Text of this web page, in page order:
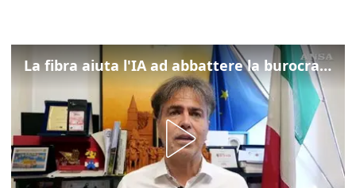
La fibra aiuta l'IA ad abbattere la burocrazia, progetto pilota in Veneto